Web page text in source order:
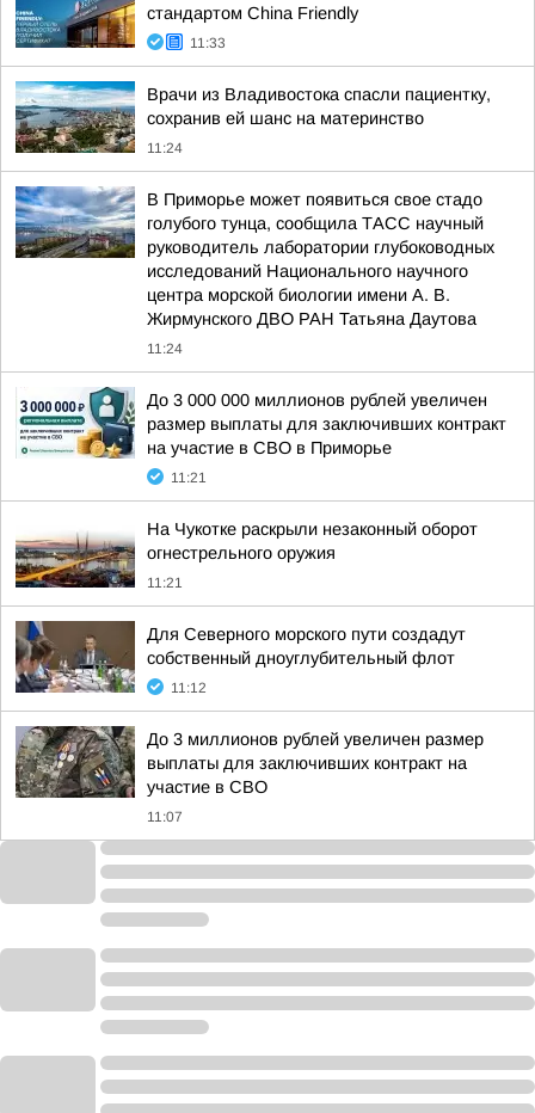
стандартом China Friendly
11:33
Врачи из Владивостока спасли пациентку,
сохранив ей шанс на материнство
11:24
В Приморье может появиться свое стадо
голубого тунца, сообщила ТАСС научный
руководитель лаборатории глубоководных
исследований Национального научного
центра морской биологии имени А. В.
Жирмунского ДВО РАН Татьяна Даутова
11:24
До 3 000 000 миллионов рублей увеличен
размер выплаты для заключивших контракт
на участие в СВО в Приморье
11:21
На Чукотке раскрыли незаконный оборот
огнестрельного оружия
11:21
Для Северного морского пути создадут
собственный дноуглубительный флот
11:12
До 3 миллионов рублей увеличен размер
выплаты для заключивших контракт на
участие в СВО
11:07